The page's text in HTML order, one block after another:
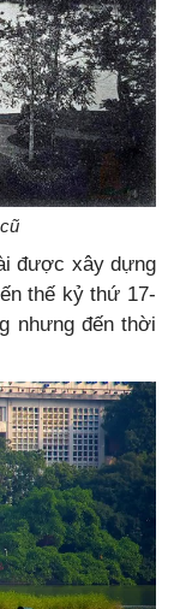
được xây dựng
thế kỷ thứ 17-
nhưng đến thời